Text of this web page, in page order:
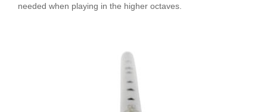
needed when playing in the higher octaves.